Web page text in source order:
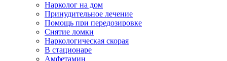
Нарколог на дом
Принудительное лечение
Помощь при передозировке
Снятие ломки
Наркологическая скорая
В стационаре
Амфетамин